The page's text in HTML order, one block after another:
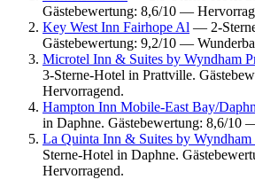
Gästebewertung: 8,6/10 —
Key West Inn Fairhope Al — 2-
Gästebewertung: 9,2/10 —
Microtel Inn & Suites by Wyndham
3-Sterne-Hotel in Prattville.
Hervorragend.
Hampton Inn Mobile-East Bay/
in Daphne. Gästebewertung: 8,6/10
La Quinta Inn & Suites by
Sterne-Hotel in Daphne.
Hervorragend.